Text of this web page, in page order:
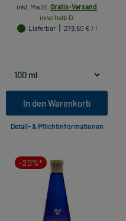
inkl. MwSt. Gratis-Versand
innerhalb D.
Lieferbar
279,60 € / l
In den Warenkorb
Detail- & Pflichtinformationen
-20%*